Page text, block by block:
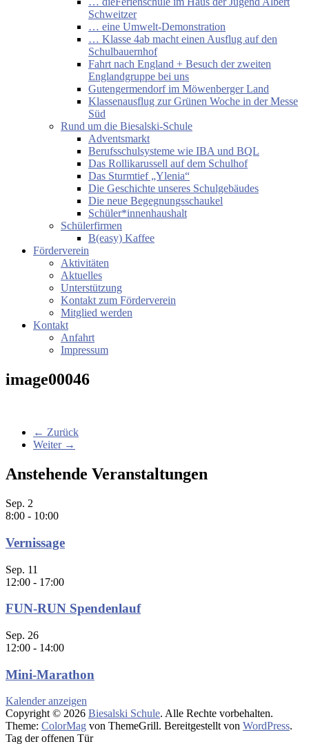
Schweitzer
… eine Umwelt-Demonstration
… Klasse 4ab macht einen Ausflug auf den
Schulbauernhof
Fahrt nach England + Besuch der zweiten
Englandgruppe bei uns
Gutengermendorf im Möwenberger Land
Klassenausflug zur Grünen Woche in der Messe
Süd
Rund um die Biesalski-Schule
Adventsmarkt
Berufsschulsysteme wie IBA und BQL
Das Rollikarussell auf dem Schulhof
Das Sturmtief „Ylenia“
Die Geschichte unseres Schulgebäudes
Die neue Begegnungsschaukel
Schüler*innenhaushalt
Schülerfirmen
B(easy) Kaffee
Förderverein
Aktivitäten
Aktuelles
Unterstützung
Kontakt zum Förderverein
Mitglied werden
Kontakt
Anfahrt
Impressum
image00046
← Zurück
Weiter →
Anstehende Veranstaltungen
Sep. 2
8:00 - 10:00
Vernissage
Sep. 11
12:00 - 17:00
FUN-RUN Spendenlauf
Sep. 26
12:00 - 14:00
Mini-Marathon
Kalender anzeigen
Copyright © 2026 Biesalski Schule. Alle Rechte vorbehalten.
Theme: ColorMag von ThemeGrill. Bereitgestellt von WordPress.
Tag der offenen Tür